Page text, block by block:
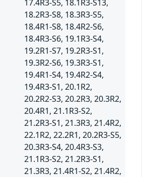
17.4R3-S5, 18.1R3-S13,
18.2R3-S8, 18.3R3-S5,
18.4R1-S8, 18.4R2-S6,
18.4R3-S6, 19.1R3-S4,
19.2R1-S7, 19.2R3-S1,
19.3R2-S6, 19.3R3-S1,
19.4R1-S4, 19.4R2-S4,
19.4R3-S1, 20.1R2,
20.2R2-S3, 20.2R3, 20.3R2,
20.4R1, 21.1R3-S2,
21.2R3-S1, 21.3R3, 21.4R2,
22.1R2, 22.2R1, 20.2R3-S5,
20.3R3-S4, 20.4R3-S3,
21.1R3-S2, 21.2R3-S1,
21.3R3, 21.4R1-S2, 21.4R2,